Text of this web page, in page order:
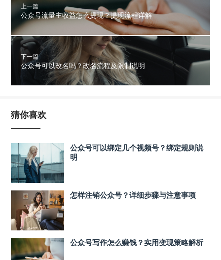
上一篇
公众号流量主收益怎么提现？提现流程详解
下一篇
公众号可以改名吗？改名流程及限制说明
猜你喜欢
公众号可以绑定几个视频号？绑定规则说
明
怎样注销公众号？详细步骤与注意事项
公众号写作怎么赚钱？实用变现策略解析